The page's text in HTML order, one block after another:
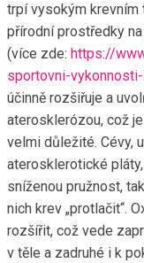
trpí vysokým krevním
přírodní prostředky
(více zde: https://
sportovni-
účinně rozšiřuje a
aterosklerózou, což
velmi důležité. Cévy,
aterosklerotické
sníženou pružnost,
nich krev „protlačit“.
rozšířit, což vede
v těle a zadruhé i k